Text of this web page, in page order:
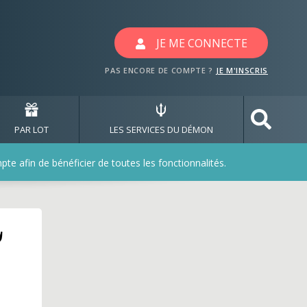
JE ME CONNECTE
PAS ENCORE DE COMPTE ? JE M'INSCRIS
PAR LOT LES SERVICES DU DÉMON
afin de bénéficier de toutes les fonctionnalités.